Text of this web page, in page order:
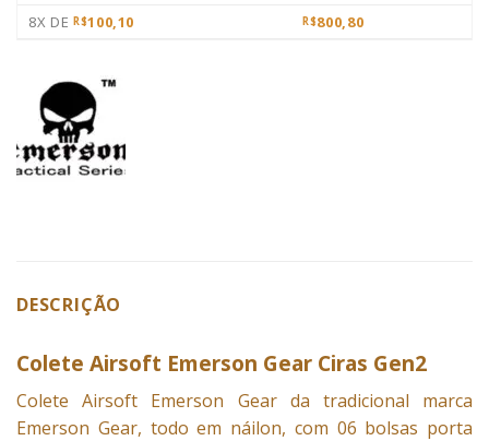
8X DE R$100,10 R$800,80
DESCRIÇÃO
Colete Airsoft Emerson Gear Ciras Gen2
Colete Airsoft Emerson Gear da tradicional marca
Emerson Gear, todo em náilon, com 06 bolsas porta